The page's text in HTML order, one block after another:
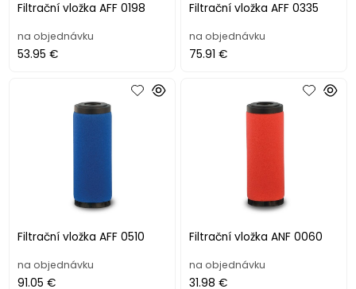
Filtrační vložka AFF 0198
na objednávku
53.95 €
Filtrační vložka AFF 0335
na objednávku
75.91 €
Filtrační vložka AFF 0510
na objednávku
91.05 €
Filtrační vložka ANF 0060
na objednávku
31.98 €